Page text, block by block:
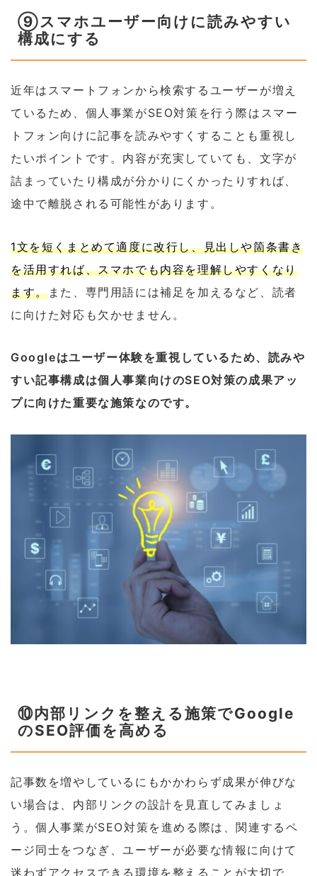
⑨スマホユーザー向けに読みやすい
構成にする
近年はスマートフォンから検索するユーザーが増え
ているため、個人事業がSEO対策を行う際はスマー
トフォン向けに記事を読みやすくすることも重視し
たいポイントです。内容が充実していても、文字が
詰まっていたり構成が分かりにくかったりすれば、
途中で離脱される可能性があります。
1文を短くまとめて適度に改行し、見出しや箇条書き
を活用すれば、スマホでも内容を理解しやすくなり
ます。また、専門用語には補足を加えるなど、読者
に向けた対応も欠かせません。
Googleはユーザー体験を重視しているため、読みや
すい記事構成は個人事業向けのSEO対策の成果アッ
プに向けた重要な施策なのです。
⑩内部リンクを整える施策でGoogle
のSEO評価を高める
記事数を増やしているにもかかわらず成果が伸びな
い場合は、内部リンクの設計を見直してみましょ
う。個人事業がSEO対策を進める際は、関連するペ
ージ同士をつなぎ、ユーザーが必要な情報に向けて
迷わずアクセスできる環境を整えることが大切で